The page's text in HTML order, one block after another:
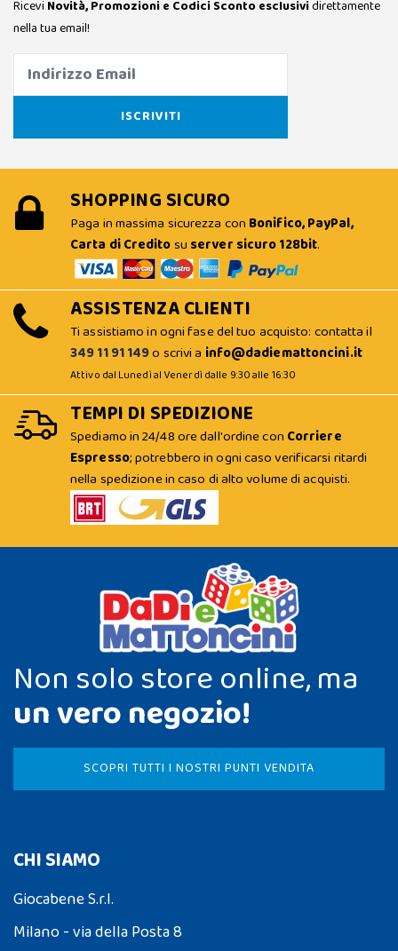
Ricevi Novità, Promozioni e Codici Sconto esclusividirettamente
nella tua email!
SHOPPING SICURO
Paga in massima sicurezza con Bonifico, PayPal,
Carta di Creditosu server sicuro 128bit.
ASSISTENZA CLIENTI
Ti assistiamo in ogni fase del tuo acquisto: contatta il
349 11 91 149o scrivi a info@dadiemattoncini.it
Attivo dal Lunedì al Venerdì dalle 9:30 alle 16:30
TEMPI DI SPEDIZIONE
Spediamo in 24/48 ore dall'ordine con Corriere
Espresso; potrebbero in ogni caso verificarsi ritardi
nella spedizione in caso di alto volume di acquisti.
Non solo store online, ma
un vero negozio!
SCOPRI TUTTI I NOSTRI PUNTI VENDITA
CHI SIAMO
Giocabene S.r.l.
Milano - via della Posta 8